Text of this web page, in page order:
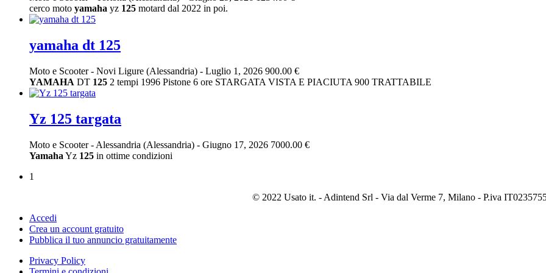
cerco moto yamaha yz 125 motard dal 2022 in poi.
yamaha dt 125
Moto e Scooter- Novi Ligure (Alessandria) - Luglio 1, 2026 900.00 €
YAMAHA DT 125 2 tempi 1996 Pistone 6 ore STARGATA VISTA E PIACIUTA 900 TRATTABILE
Yz 125 targata
Moto e Scooter- Alessandria (Alessandria) - Giugno 17, 2026 7000.00 €
Yamaha Yz 125 in ottime condizioni
1
© 2022 Usato it. - Adintend Srl - Via dal Verme 7, Milano - P.iva
Accedi
Crea un account gratuito
Pubblica il tuo annuncio gratuitamente
Privacy Policy